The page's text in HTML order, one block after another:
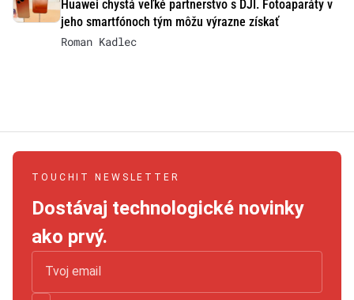
Huawei chystá veľké partnerstvo s DJI. Fotoaparáty v
jeho smartfónoch tým môžu výrazne získať
Roman Kadlec
TOUCHIT NEWSLETTER
Dostávaj technologické novinky
ako prvý.